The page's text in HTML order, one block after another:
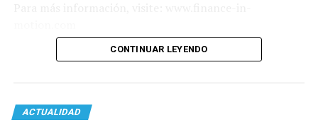
CONTINUAR LEYENDO
ACTUALIDAD